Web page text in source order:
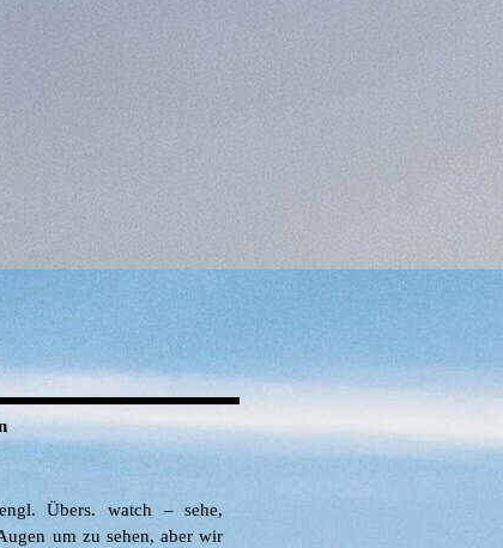
Übers. watch – sehe,
um zu sehen, aber wir